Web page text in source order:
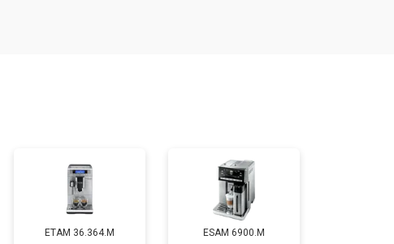
ETAM 36.364.M ESAM 6900.M